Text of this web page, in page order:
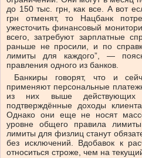
до 150 тыс. грн, как все. А вот
грн отменят, то Нацбанк
ужесточить финансовый
всего, затребуют зарплатные
раньше не просили, и по
лимиты для каждого”, —
правления одного из банков.
Банкиры говорят, что и
применяют персональные
из них выше
подтверждённые доходы
Однако они еще не носят
уровне общего правила
лимиты для физлиц станут
без исключений. Вдобавок к
относиться строже, чем на